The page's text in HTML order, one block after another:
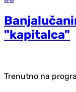
"kapitalca"
Trenutno na